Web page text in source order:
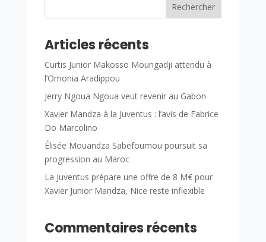
Rechercher
Articles récents
Curtis Junior Makosso Moungadji attendu à
l’Omonia Aradippou
Jerry Ngoua Ngoua veut revenir au Gabon
Xavier Mandza à la Juventus : l’avis de Fabrice
Do Marcolino
Élisée Mouandza Sabefoumou poursuit sa
progression au Maroc
La Juventus prépare une offre de 8 M€ pour
Xavier Junior Mandza, Nice reste inflexible
Commentaires récents